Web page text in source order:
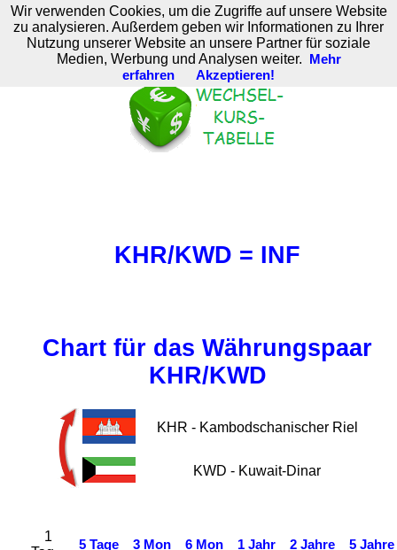
M. Brodski Software
KHR/KWD = INF
Chart für das Währungspaar
KHR/KWD
KHR - Kambodschanischer Riel
KWD - Kuwait-Dinar
1
5 Tage 3 Mon 6 Mon 1 Jahr 2 Jahre 5 Jahre
Wir verwenden Cookies, um die Zugriffe auf unsere Website
zu analysieren. Außerdem geben wir Informationen zu Ihrer
Nutzung unserer Website an unsere Partner für soziale
Medien, Werbung und Analysen weiter.
Mehr
erfahren
Akzeptieren!